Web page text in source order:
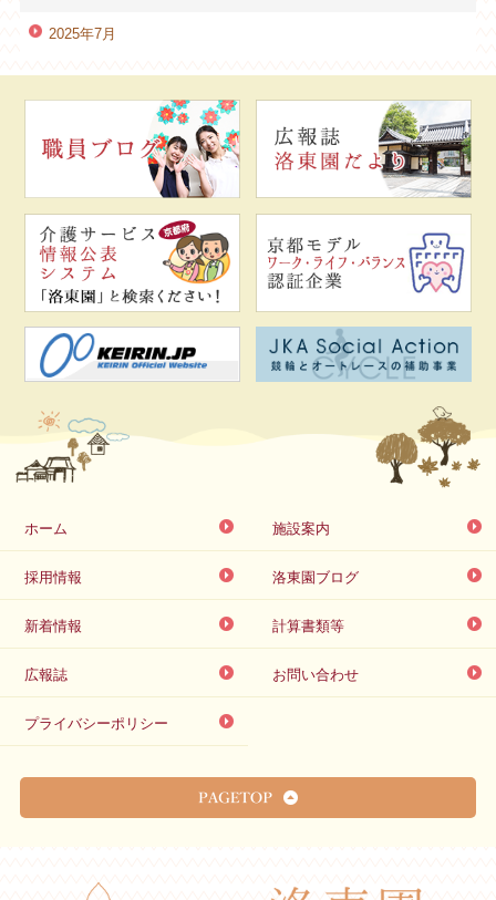
2025年7月
ホーム 施設案内
採用情報 洛東園ブログ
新着情報 計算書類等
広報誌 お問い合わせ
プライバシーポリシー